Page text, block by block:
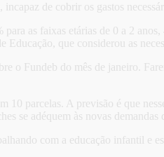
incapaz de cobrir os gastos
para as faixas etárias de 0 a 2
Educação, que considerou as
o Fundeb do mês de janeiro.
10 parcelas. A previsão é que
se adéquem às novas demandas
com a educação infantil e